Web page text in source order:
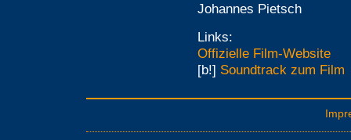
Johannes Pietsch
Links:
Offizielle Film-Website
[b!] Soundtrack zum Film